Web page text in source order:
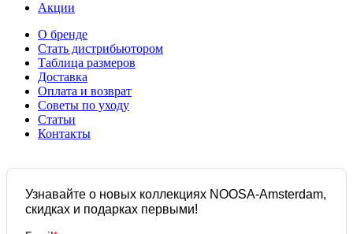
Акции
О бренде
Стать дистрибьютором
Таблица размеров
Доставка
Оплата и возврат
Советы по уходу
Статьи
Контакты
Узнавайте о новых коллекциях NOOSA-Amsterdam,
скидках и подарках первыми!